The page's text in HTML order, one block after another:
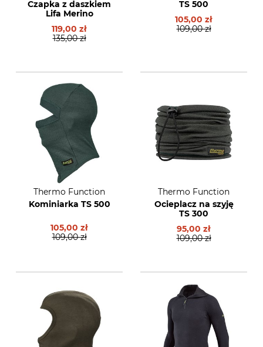
Czapka z daszkiem
Lifa Merino
119,00 zł
135,00 zł
TS 500
105,00 zł
109,00 zł
Thermo Function
Kominiarka TS 500
105,00 zł
109,00 zł
Thermo Function
Ocieplacz na szyję
TS 300
95,00 zł
109,00 zł